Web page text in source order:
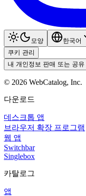
모양
한국어
쿠키 관리
내 개인정보 판매 또는 공유
© 2026 WebCatalog, Inc.
다운로드
데스크톱 앱
브라우저 확장 프로그램
웹 앱
Switchbar
Singlebox
카탈로그
앱